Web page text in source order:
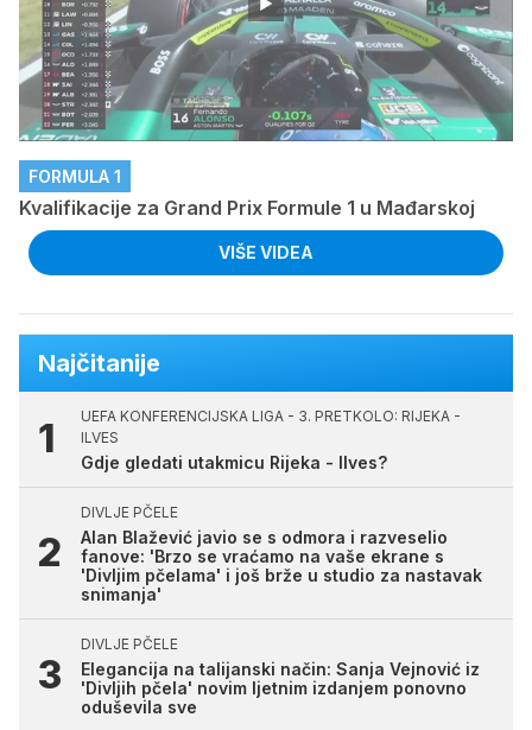
FORMULA 1
Kvalifikacije za Grand Prix Formule 1 u Mađarskoj
VIŠE VIDEA
Najčitanije
UEFA KONFERENCIJSKA LIGA - 3. PRETKOLO: RIJEKA -
ILVES
Gdje gledati utakmicu Rijeka - Ilves?
DIVLJE PČELE
Alan Blažević javio se s odmora i razveselio
fanove: 'Brzo se vraćamo na vaše ekrane s
'Divljim pčelama' i još brže u studio za nastavak
snimanja'
DIVLJE PČELE
Elegancija na talijanski način: Sanja Vejnović iz
'Divljih pčela' novim ljetnim izdanjem ponovno
oduševila sve